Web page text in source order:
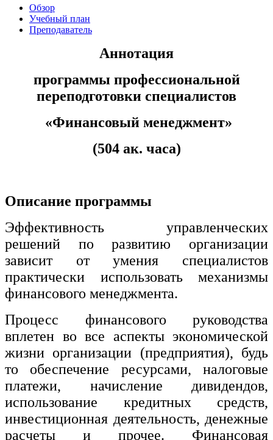
Допуски
Управление производством
организации
Управление административно-
Прикладная геология, горное дело,
нефтегазовое дело и геодезия
Техника и технологии наземного
Техника и технологии строительства
Ядерная энергетика и технологии
Культура и спорт
Сервис и туризм
Обзор
Учебный план
Преподаватель
Аннотация
программы профессиональной
переподготовки специалистов
«Финансовый менеджмент»
(504 ак. часа)
Описание программы
Эффективность управленческих
решений по развитию организации
зависит от умения специалистов
практически использовать механизмы
финансового менеджмента.
Процесс финансового руководства
вплетен во все аспекты экономической
жизни организации (предприятия), будь
то обеспечение ресурсами, налоговые
платежи, начисление дивидендов,
использование кредитных средств,
инвестиционная деятельность, денежные
расчеты и прочее. Финансовая